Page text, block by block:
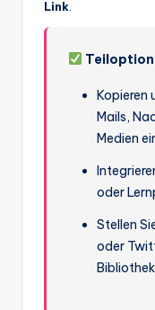
Link
Kopieren
Mails,
Medien
oder
Stellen
oder